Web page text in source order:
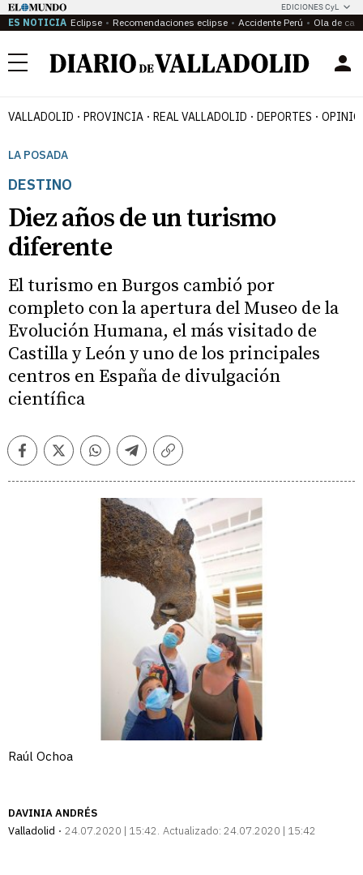
EDICIONES CyL
ES NOTICIA Eclipse Recomendaciones eclipse Accidente Perú Ola de
Menú
VALLADOLID PROVINCIA REAL VALLADOLID DEPORTES
LA POSADA
DESTINO
Diez años de un turismo
diferente
El turismo en Burgos cambió por
completo con la apertura del Museo de la
Evolución Humana, el más visitado de
Castilla y León y uno de los principales
centros en España de divulgación
científica
FacebookTwitterWhatsappTelegramCopiar
Raúl Ochoa
DAVINIA ANDRÉS
Valladolid
24.07.2020 | 15:42 Actualizado: 24.07.2020 | 15:42